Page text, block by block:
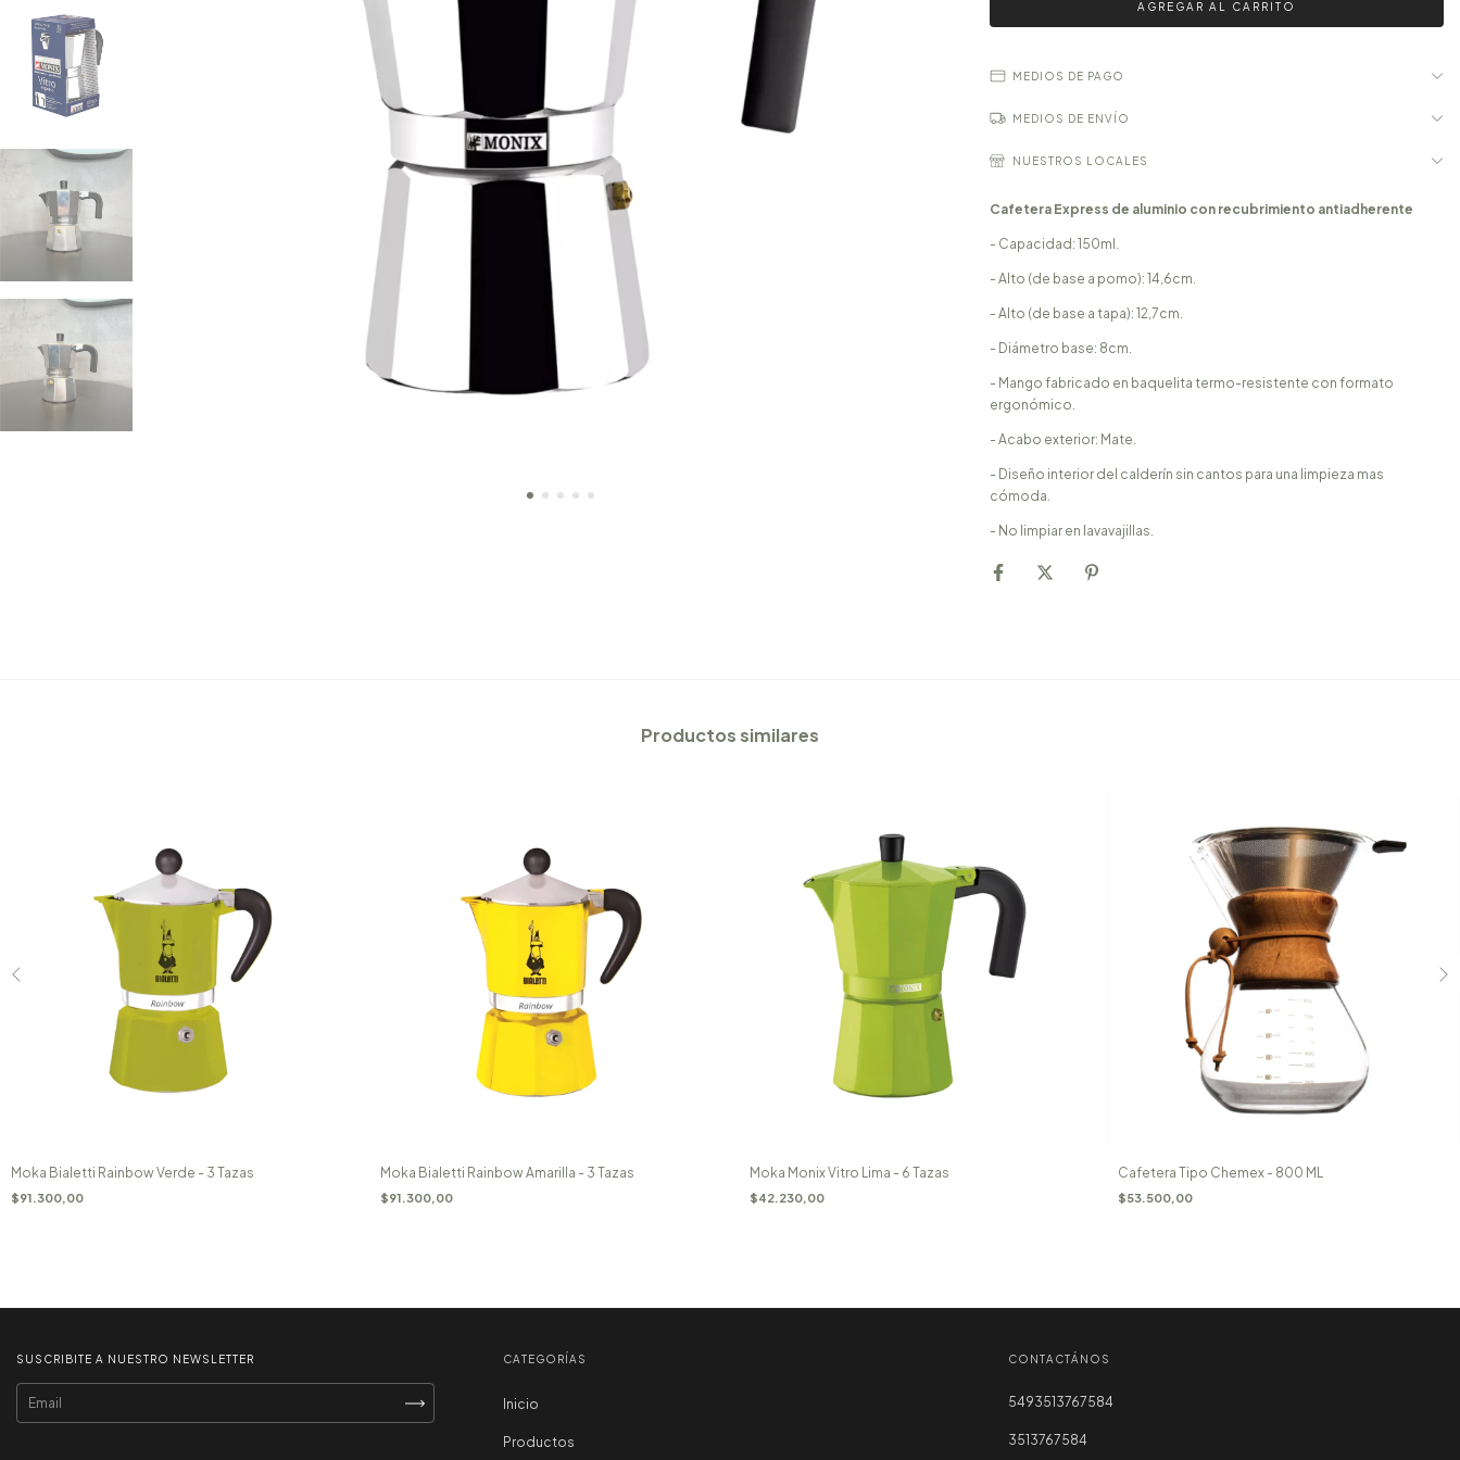
MEDIOS DE PAGO
MEDIOS DE ENVÍO
NUESTROS LOCALES
Cafetera Express de aluminio con recubrimiento antiadherente
- Capacidad: 150ml.
- Alto (de base a pomo): 14,6cm.
- Alto (de base a tapa): 12,7cm.
- Diámetro base: 8cm.
- Mango fabricado en baquelita termo-resistente con formato
ergonómico.
- Acabo exterior: Mate.
- Diseño interior del calderín sin cantos para una limpieza mas
cómoda.
- No limpiar en lavavajillas.
Productos similares
Moka Bialetti Rainbow Verde - 3 Tazas
$91.300,00
Moka Bialetti Rainbow Amarilla - 3 Tazas
$91.300,00
Moka Monix Vitro Lima - 6 Tazas
$42.230,00
Cafetera Tipo Chemex - 800 ML
$53.500,00
SUSCRIBITE A NUESTRO NEWSLETTER CATEGORÍAS
Inicio
Productos
CONTACTÁNOS
5493513767584
3513767584